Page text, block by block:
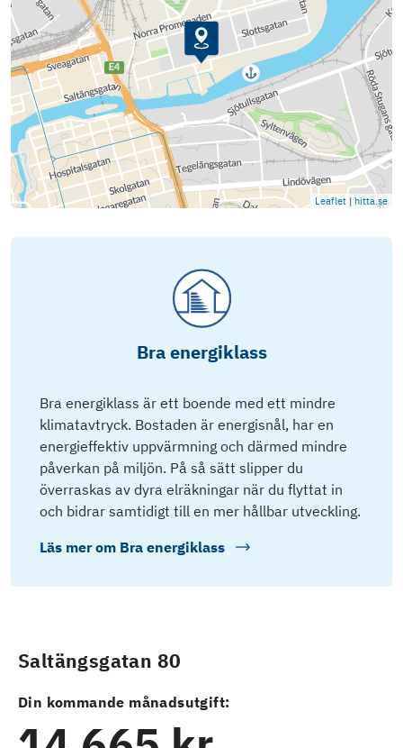
Leaflet | hitta.se
Bra energiklass
Bra energiklass är ett boende med ett mindre
klimatavtryck. Bostaden är energisnål, har en
energieffektiv uppvärmning och därmed mindre
påverkan på miljön. På så sätt slipper du
överraskas av dyra elräkningar när du flyttat in
och bidrar samtidigt till en mer hållbar utveckling.
Läs mer om Bra energiklass
Saltängsgatan 80
Din kommande månadsutgift: